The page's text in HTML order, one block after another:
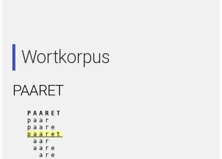
Wortkorpus
PAARET
PAARET
paar
paare
paaret
aar
aare
are